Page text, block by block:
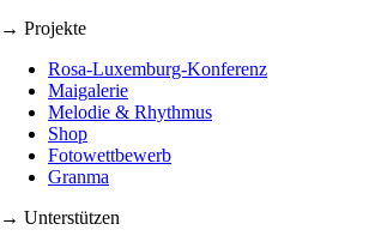
→ Projekte
Rosa-Luxemburg-Konferenz
Maigalerie
Melodie & Rhythmus
Shop
Fotowettbewerb
Granma
→ Unterstützen